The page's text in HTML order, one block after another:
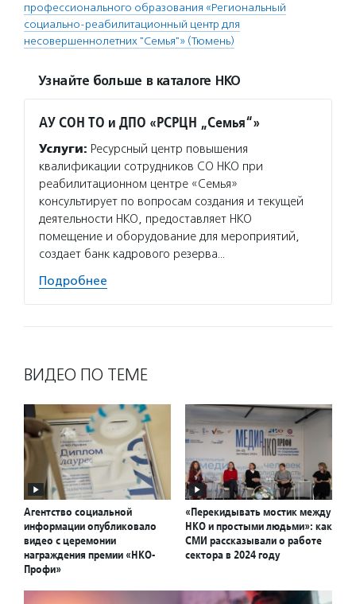
профессионального образования «Региональный
социально-реабилитационный центр для
несовершеннолетних "Семья"» (Тюмень)
Узнайте больше в каталоге НКО
АУ СОН ТО и ДПО «РСРЦН „Семья“»
Услуги: Ресурсный центр повышения
квалификации сотрудников СО НКО при
реабилитационном центре «Семья»
консультирует по вопросам создания и текущей
деятельности НКО, предоставляет НКО
помещение и оборудование для мероприятий,
создает банк кадрового резерва…
Подробнее
ВИДЕО ПО ТЕМЕ
Агентство социальной
информации опубликовало
видео с церемонии
награждения премии «НКО-
Профи»
«Перекидывать мостик между
НКО и простыми людьми»: как
СМИ рассказывали о работе
сектора в 2024 году